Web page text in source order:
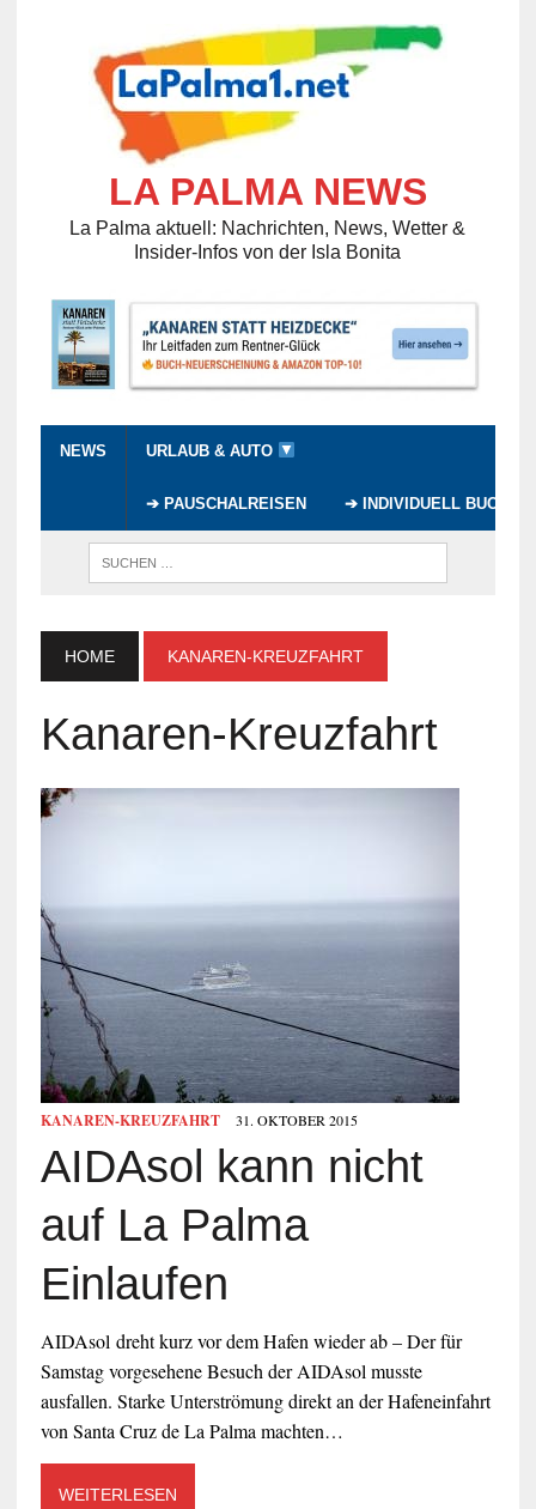
LA PALMA NEWS
La Palma aktuell: Nachrichten, News, Wetter &
Insider-Infos von der Isla Bonita
NEWS URLAUB & AUTO
➔ PAUSCHALREISEN ➔ INDIVIDUELL BUCHEN
HOME KANAREN-KREUZFAHRT
Kanaren-Kreuzfahrt
KANAREN-KREUZFAHRT 31. OKTOBER 2015
AIDAsol kann nicht
auf La Palma
Einlaufen
AIDAsol dreht kurz vor dem Hafen wieder ab – Der für
Samstag vorgesehene Besuch der AIDAsol musste
ausfallen. Starke Unterströmung direkt an der Hafeneinfahrt
von Santa Cruz de La Palma machten…
WEITERLESEN